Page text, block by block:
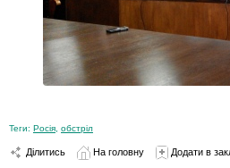
Теги: Росія обстріл
Ділитись На головну Додати в